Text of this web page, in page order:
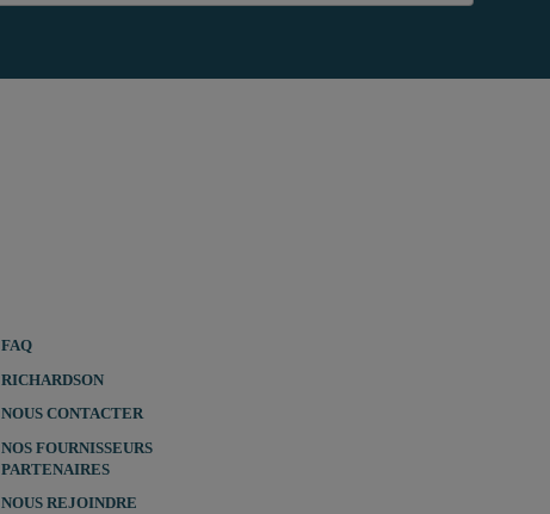
FAQ
RICHARDSON
NOUS CONTACTER
NOS FOURNISSEURS
PARTENAIRES
NOUS REJOINDRE